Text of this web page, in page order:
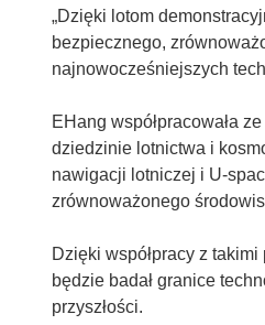
„Dzięki lotom
bezpiecznego,
najnowocześniejszych
EHang współpracowała
dziedzinie lotnictwa i
nawigacji lotniczej i U-
zrównoważonego
Dzięki współpracy z
będzie badał granice
przyszłości.